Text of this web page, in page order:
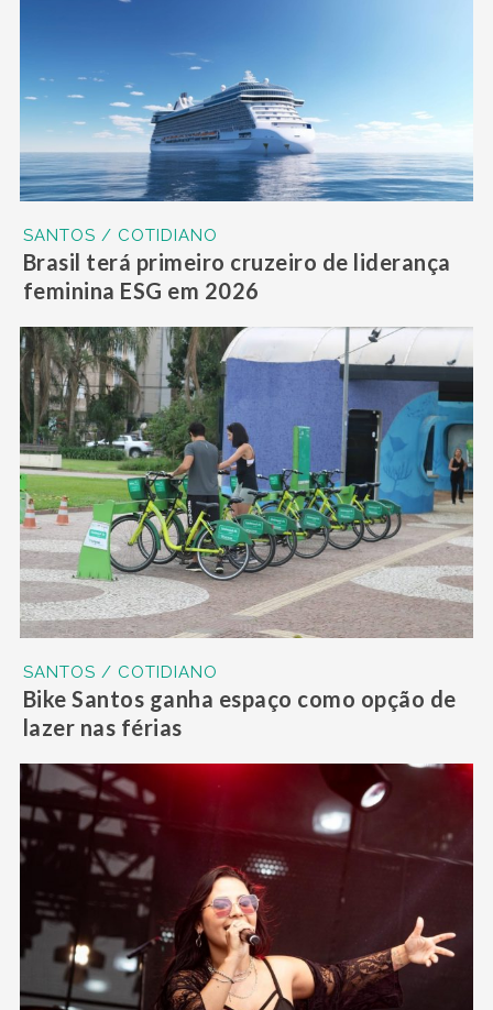
SANTOS / COTIDIANO
Brasil terá primeiro cruzeiro de liderança
feminina ESG em 2026
SANTOS / COTIDIANO
Bike Santos ganha espaço como opção de
lazer nas férias